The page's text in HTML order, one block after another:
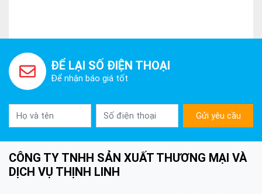
ĐỂ LẠI SỐ ĐIỆN THOẠI
Để nhận báo giá tốt
Gửi yêu cầu
CÔNG TY TNHH SẢN XUẤT THƯƠNG MẠI VÀ
DỊCH VỤ THỊNH LINH